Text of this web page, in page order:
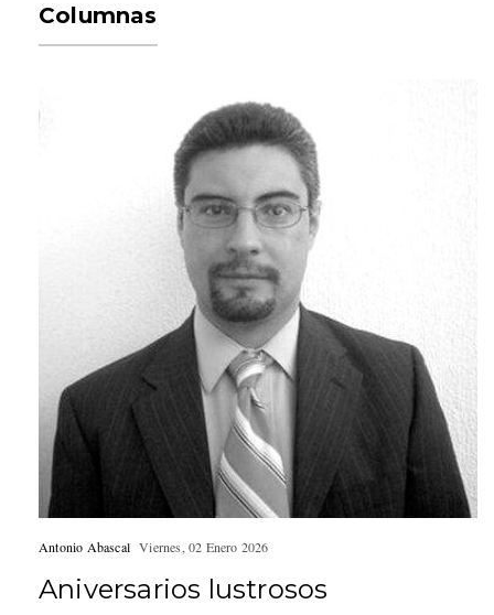
Columnas
Antonio Abascal Viernes, 02 Enero 2026
Aniversarios lustrosos